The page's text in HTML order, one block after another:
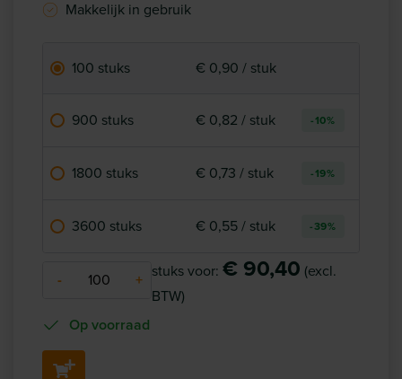
Makkelijk in gebruik
100 stuks € 0,90 / stuk
900 stuks € 0,82 / stuk -10%
1800 stuks € 0,73 / stuk -19%
3600 stuks € 0,55 / stuk -39%
- + stuks voor: € 90,40 (excl.
BTW)
Op voorraad